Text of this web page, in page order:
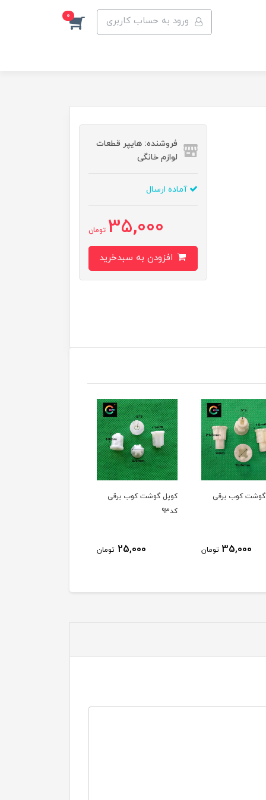
ورود به حساب کاربری 0
فروشنده: هایپر قطعات
لوازم خانگی
آماده ارسال
35,000 تومان
کوب برقی
35,000 تومان
کوپل گوشت کوب برقی
25,000 تومان